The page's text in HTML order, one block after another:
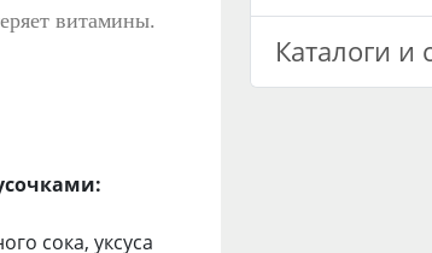
витамины.
сока, уксуса
Каталоги и